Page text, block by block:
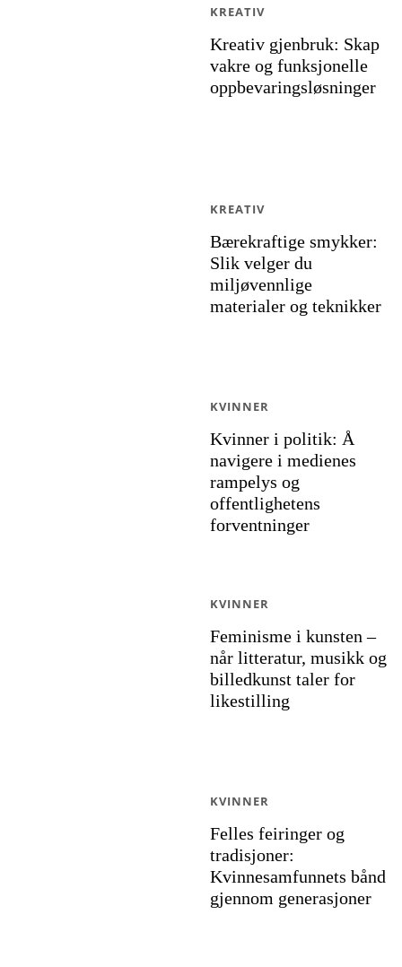
Kreativ gjenbruk: Skap
vakre og funksjonelle
oppbevaringsløsninger
KREATIV
Bærekraftige smykker:
Slik velger du
miljøvennlige
materialer og teknikker
KREATIV
Kvinner i politik: Å
navigere i medienes
rampelys og
offentlighetens
forventninger
KVINNER
Feminisme i kunsten –
når litteratur, musikk og
billedkunst taler for
likestilling
KVINNER
Felles feiringer og
tradisjoner:
Kvinnesamfunnets bånd
gjennom generasjoner
KVINNER